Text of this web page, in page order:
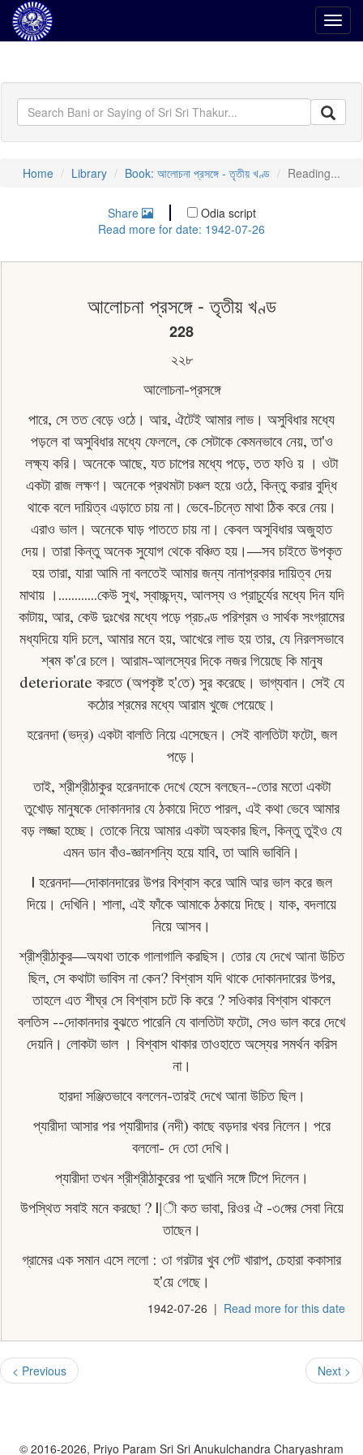
Home Library Book: আলোচনা প্রসঙ্গে - তৃতীয় খণ্ড Reading...
Share
Odia script
Read more for date: 1942-07-26
আলোচনা প্রসঙ্গে - তৃতীয় খণ্ড
228
২২৮
আলোচনা-প্রসঙ্গে
পারে, সে তত বেড়ে ওঠে। আর, ঐটেই আমার লাভ। অসুবিধার মধ্যে
পড়লে বা অসুবিধার মধ্যে ফেললে, কে সেটাকে কেমনভাবে নেয়, তা'ও
লক্ষ্য করি। অনেকে আছে, যত চাপের মধ্যে পড়ে, তত ফওি য় । ওটা
একটা রাজ লক্ষণ। অনেকে প্রথমটা চঞ্চল হয়ে ওঠে, কিন্তু করার বুদ্ধি
থাকে বলে দায়িত্ব এড়াতে চায় না। ভেবে-চিন্তে মাথা ঠিক করে নেয়।
এরাও ভাল। অনেকে ঘাড় পাততে চায় না। কেবল অসুবিধার অজুহাত
দেয়। তারা কিন্তু অনেক সুযােগ থেকে বঞ্চিত হয়।—সব চাইতে উপকৃত
হয় তারা, যারা আমি না বলতেই আমার জন্য নানাপ্রকার দায়িত্ব দেয়
মাথায় ।............কেউ সুখ, স্বাচ্ছন্দ্য, আলস্য ও প্রাচুর্যের মধ্যে দিন যদি
কাটায়, আর, কেউ দুঃখের মধ্যে পড়ে প্রচণ্ড পরিশ্রম ও সার্থক সংগ্রামের
মধ্যদিয়ে যদি চলে, আমার মনে হয়, আখেরে লাভ হয় তার, যে নিরলসভাবে
শ্ৰম ক'রে চলে। আরাম-আলস্যের দিকে নজর গিয়েছে কি মানুষ
deteriorate করতে (অপকৃষ্ট হ'তে) সুর করেছে। ভাগ্যবান। সেই যে
কঠোর শ্রমের মধ্যে আরাম খুজে পেয়েছে।
হরেনদা (ভদ্র) একটা বালতি নিয়ে এসেছেন। সেই বালতিটা ফটো, জল
পড়ে।
তাই, শ্রীশ্রীঠাকুর হরেনদাকে দেখে হেসে বলছেন--তাের মতো একটা
তুখােড় মানুষকে দোকানদার যে ঠকায়ে দিতে পারল, এই কথা ভেবে আমার
বড় লজ্জা হচ্ছে। তােকে নিয়ে আমার একটা অহকার ছিল, কিন্তু তুইও যে
এমন ডান বাঁও-জ্ঞানশন্যি হয়ে যাবি, তা আমি ভাবিনি।
| হরেনদা—দোকানদারের উপর বিশ্বাস করে আমি আর ভাল করে জল
দিয়ে। দেখিনি। শালা, এই ফাঁকে আমাকে ঠকায়ে দিছে। যাক, বদলায়ে
নিয়ে আসব।
শ্রীশ্রীঠাকুর—অযথা তাকে গালাগালি করছিস। তাের যে দেখে আনা উচিত
ছিল, সে কথাটা ভাবিস না কেন? বিশ্বাস যদি থাকে দোকানদারের উপর,
তাহলে এত শীঘ্র সে বিশ্বাস চটে কি করে ? সওিকার বিশ্বাস থাকলে
বলতিস --দোকানদার বুঝতে পারেনি যে বালতিটা ফটো, সেও ভাল করে দেখে
দেয়নি। লােকটা ভাল । বিশ্বাস থাকার তাওহাতে অস্যের সমর্থন করিস
না।
হারদা সঞ্জিতভাবে বললেন-তারই দেখে আনা উচিত ছিল।
প্যারীদা আসার পর প্যারীদার (নদী) কাছে বড়দার খবর নিলেন। পরে
বললো- দে তো দেখি।
প্যারীদা তখন শ্রীশ্রীঠাকুরের পা দুখানি সঙ্গে টিপে দিলেন।
উপস্থিত সবাই মনে করছো ? ||ী কত ভাবা, রিওর ঐ -৩ঙ্গের সেবা নিয়ে
তাছেন।
গ্রামের এক সমান এসে ললো : ৩া গরটার খুব পেট খারাপ, চেহারা ককাসার
হ'য়ে গেছে।
1942-07-26 | Read more for this date
< Previous Next >
© 2016-2026, Priyo Param Sri Sri Anukulchandra Charyashram